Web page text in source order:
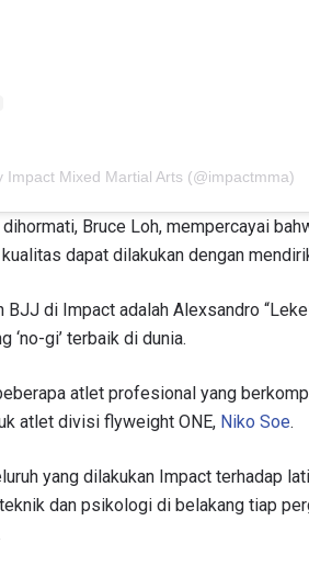
Impact Mixed Martial Arts (@impactmma)
Bruce Loh, mempercayai
dapat dilakukan dengan
di Impact adalah Alexsandro
‘no-gi’ terbaik di dunia.
atlet profesional yang
atlet divisi flyweight ONE, Niko Soe.
yang dilakukan Impact terhadap
dan psikologi di belakang tiap